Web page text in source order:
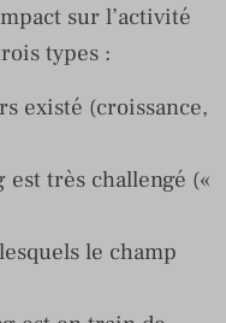
sur l’activité
types :
existé (croissance,
très challengé («
le champ